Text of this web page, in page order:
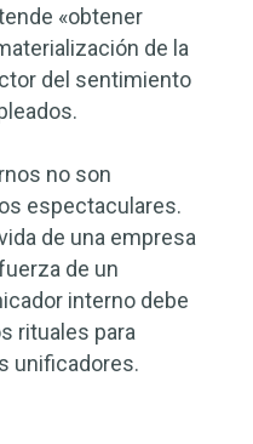
«obtener
de la
del sentimiento
no son
espectaculares.
de una empresa
de un
interno debe
rituales para
unificadores.